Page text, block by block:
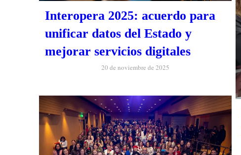
Interopera 2025: acuerdo para
unificar datos del Estado y
mejorar servicios digitales
20 de noviembre de 2025